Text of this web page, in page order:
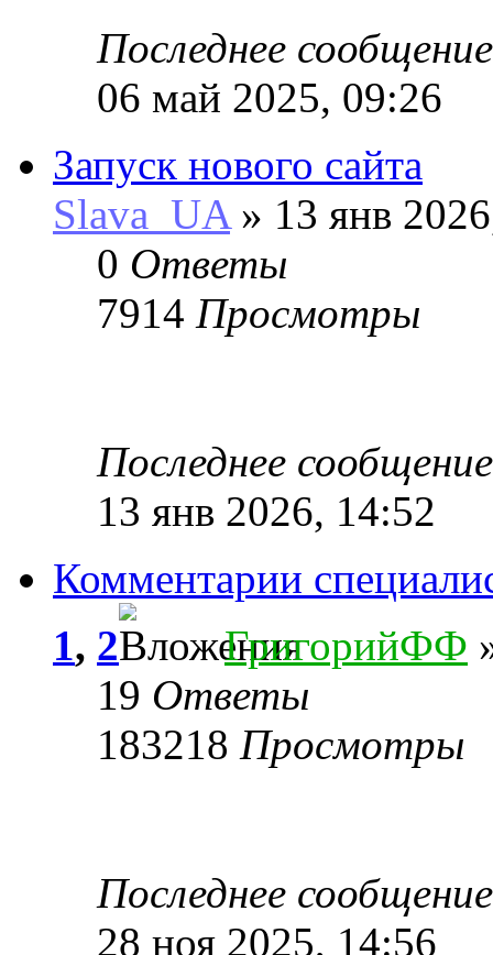
Последнее
06 май 2025, 09:26
Запуск нового сайта
Slava_UA» 13 янв
0 Ответы
7914 Просмотры
Последнее
13 янв 2026, 14:52
Комментарии
1, 2 ГригорийФФ
19 Ответы
183218 Просмотры
Последнее
28 ноя 2025, 14:56